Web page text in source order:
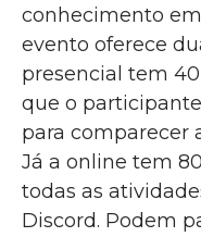
conhecimento
evento oferece
presencial tem
que o
para comparecer
Já a online tem
todas as
Discord. Podem